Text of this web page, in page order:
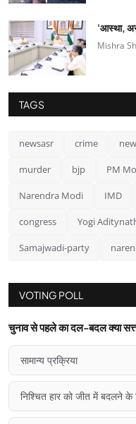
'आस्था,
Mishra
TAGS
newsasr crime
murder bjp PM
Narendra Modi IMD
congress Yogi
Samajwadi-party
VOTING POLL
चुनाव से पहले का दल-बदल क्या
सामान्य प्रक्रिया
निश्चित हार को जीत में बदलने के